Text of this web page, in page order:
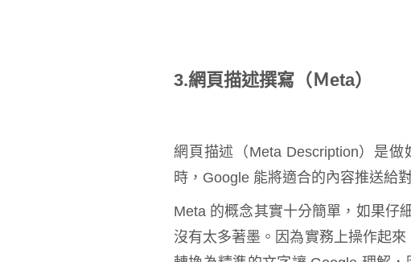
3.網頁描述撰寫（Ｍeta）
網頁描述（Meta Description）是
時，Google 能將適合的內容推送給
Meta 的概念其實十分簡單，如果仔
沒有太多著墨。因為實務上操作起